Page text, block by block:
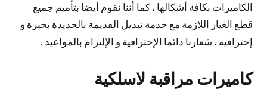
الكاميرات بكافة أشكالها ، كما أننا نقوم أيضا بتأميم جميع
قطع الغيار اللازمة مع خدمة تبديل القديمة بالجديدة بخبرة و
إحترافية ، شعارنا دائما الإحترافية و الإلتزام بالمواعيد .
كاميرات مراقبة لاسلكية